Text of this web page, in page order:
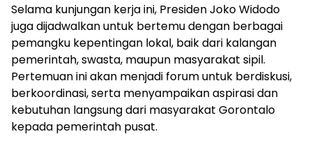
Selama kunjungan kerja ini, Presiden Joko Widodo
juga dijadwalkan untuk bertemu dengan berbagai
pemangku kepentingan lokal, baik dari kalangan
pemerintah, swasta, maupun masyarakat sipil.
Pertemuan ini akan menjadi forum untuk berdiskusi,
berkoordinasi, serta menyampaikan aspirasi dan
kebutuhan langsung dari masyarakat Gorontalo
kepada pemerintah pusat.